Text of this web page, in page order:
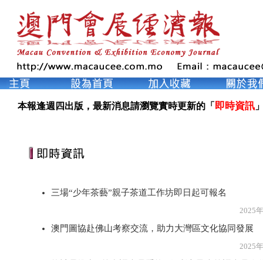
本報逢週四出版，最新消息請瀏覽實時更新的「 即時資訊
三場“少年茶藝”親子茶道工作坊即日起可報名
2025年7月29
澳門圖協赴佛山考察交流，助力大灣區文化協同發展
2025年7月29